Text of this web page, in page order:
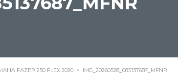
FAZER 250 FLEX 2020 > IMG_20260528_085137687_MFNR